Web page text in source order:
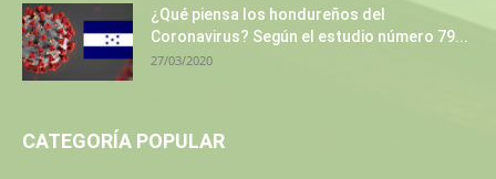
¿Qué piensa los hondureños del
Coronavirus? Según el estudio número 79...
27/03/2020
CATEGORÍA POPULAR